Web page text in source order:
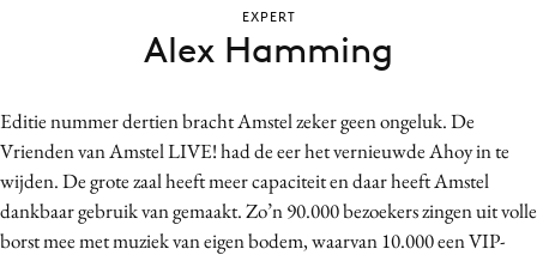
Contentmarketing
Craft
Customer Experience
Data & Insights
Editie nummer dertien bracht Amstel zeker geen ongeluk. De
Vrienden van Amstel LIVE! had de eer het vernieuwde Ahoy in te
wijden. De grote zaal heeft meer capaciteit en daar heeft Amstel
dankbaar gebruik van gemaakt. Zo’n 90.000 bezoekers zingen uit volle
borst mee met muziek van eigen bodem, waarvan 10.000 een VIP-
EXPERT
Alex Hamming